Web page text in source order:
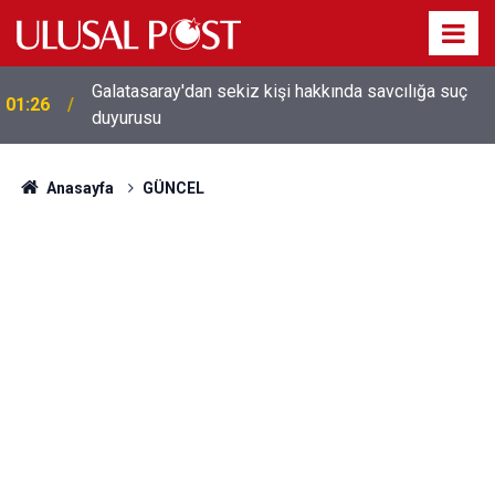
01:26
Galatasaray'dan sekiz kişi hakkında savcılığa suç
duyurusu
Anasayfa GÜNCEL